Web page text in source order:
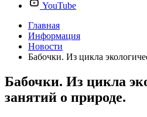
YouTube
Главная
Информация
Новости
Бабочки. Из цикла
Бабочки. Из цикла
занятий о природе.